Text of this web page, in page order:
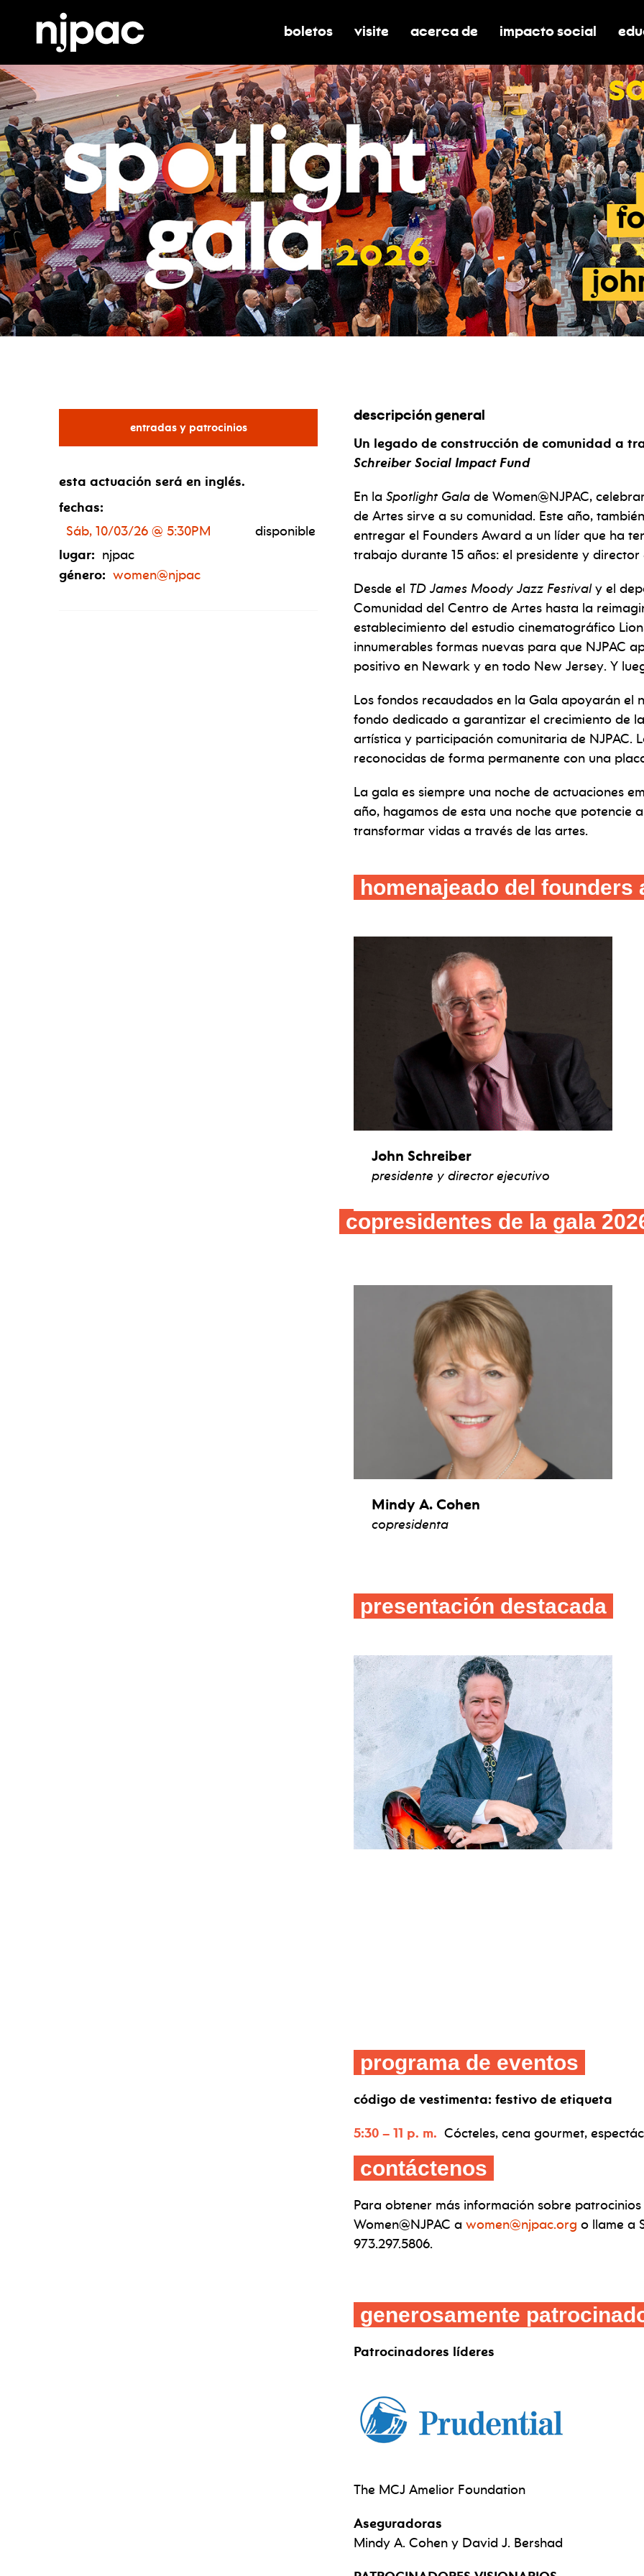
alternar submenú de boletos
boletos alternar submenú de visite
visite alternar submenú de acerca de
acerca de activar/desactivar el
impacto social
entradas y patrociniospara spotlight gala
esta actuación será en inglés.
fechas:
Sáb, 10/03/26 @ 5:30PM
disponible
lugar: njpac
género: women@njpac
descripción general
Un legado de construcción de comunidad a
Schreiber Social Impact Fund
En la Spotlight Gala de Women@NJPAC,
de Artes sirve a su comunidad. Este año,
entregar el Founders Award a un líder que ha
trabajo durante 15 años: el presidente y
Desde el TD James Moody Jazz Festivaly el
Comunidad del Centro de Artes hasta la
establecimiento del estudio cinematográfico
innumerables formas nuevas para que NJPAC
positivo en Newark y en todo New Jersey. Y
Los fondos recaudados en la Gala apoyarán el
fondo dedicado a garantizar el crecimiento de
artística y participación comunitaria de NJPAC.
reconocidas de forma permanente con una
La gala es siempre una noche de actuaciones
año, hagamos de esta una noche que potencie
transformar vidas a través de las artes.
homenajeado del founders
John Schreiber
presidente y director ejecutivo
copresidentes de la gala
Mindy A. Cohen
copresidenta
presentación destacada
programa de eventos
código de vestimenta: festivo de etiqueta
5:30 – 11 p. m. Cócteles, cena gourmet,
contáctenos
Para obtener más información sobre
Women@NJPAC a women@njpac.org o llame a
973.297.5806.
generosamente
Patrocinadores líderes
The MCJ Amelior Foundation
Aseguradoras
Mindy A. Cohen y David J. Bershad